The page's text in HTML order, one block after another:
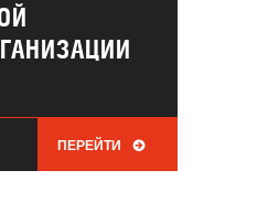
ПЕРЕЙТИ